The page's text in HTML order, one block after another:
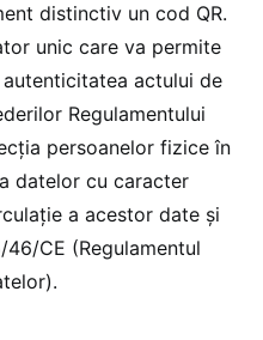
distinctiv un cod QR.
unic care va permite
actului de
Regulamentului
persoanelor fizice în
datelor cu caracter
a acestor date şi
CE (Regulamentul